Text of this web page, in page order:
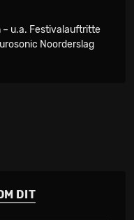
– u.a. Festivalauftritte
Noorderslag
DIT